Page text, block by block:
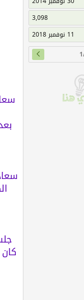
3,098
11 نوفمبر 2018